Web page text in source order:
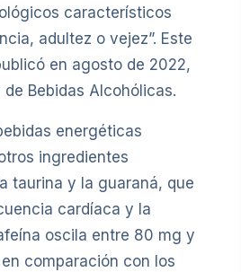
característicos
adultez o vejez”. Este
en agosto de 2022,
Bebidas Alcohólicas.
energéticas
ingredientes
taurina y la guaraná, que
cardíaca y la
oscila entre 80 mg y
comparación con los